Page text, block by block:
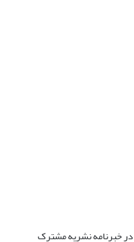
در خبرنامه نشریه مشترک